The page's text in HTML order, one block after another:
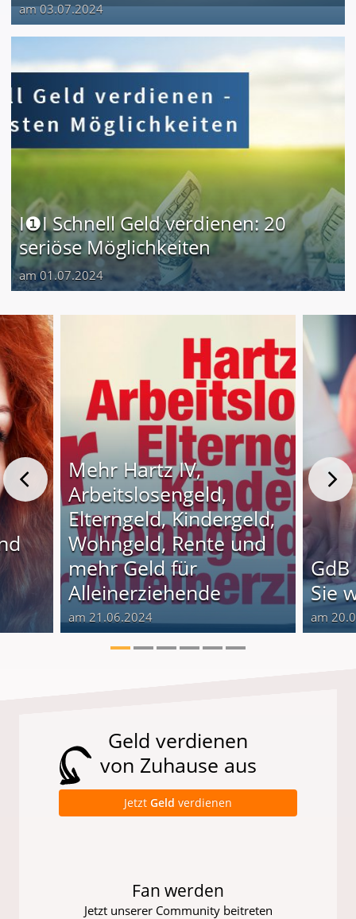
am 03.07.2024
I❶I Schnell Geld verdienen: 20
seriöse Möglichkeiten
am 01.07.2024
Mehr Hartz IV,
Arbeitslosengeld,
Elterngeld, Kindergeld,
Wohngeld, Rente und
mehr Geld für
Alleinerziehende
am 21.06.2024
Sie
am
Geld verdienen
von Zuhause aus
Jetzt Geld verdienen
Fan werden
Jetzt unserer Community beitreten